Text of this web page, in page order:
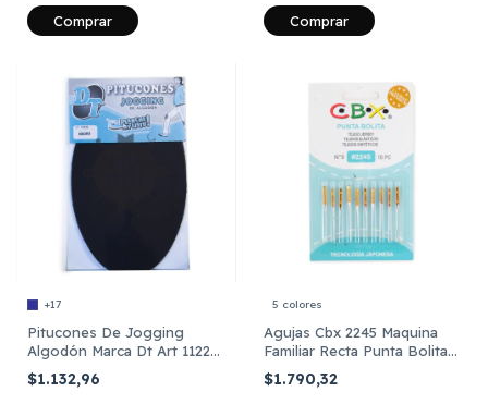
Comprar Comprar
+17
Pitucones De Jogging
Algodón Marca Dt Art 11226
Por Par
$1.132,96
5 colores
Agujas Cbx 2245 Maquina
Familiar Recta Punta Bolita
Xpaquete
$1.790,32